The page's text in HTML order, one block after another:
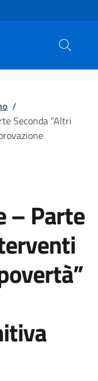
/
Seconda “Altri
– Parte